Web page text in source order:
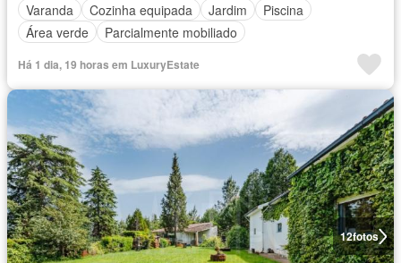
Varanda
Cozinha equipada Jardim
Piscina
Área verde
Parcialmente mobiliado
Há 1 dia, 19 horas em LuxuryEstate
12fotos